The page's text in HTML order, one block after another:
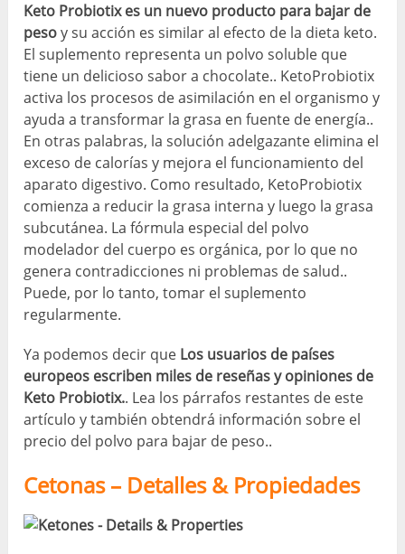
Keto Probiotix es un nuevo producto para bajar de
pesoy su acción es similar al efecto de la dieta keto.
El suplemento representa un polvo soluble que
tiene un delicioso sabor a chocolate.. KetoProbiotix
activa los procesos de asimilación en el organismo y
ayuda a transformar la grasa en fuente de energía..
En otras palabras, la solución adelgazante elimina el
exceso de calorías y mejora el funcionamiento del
aparato digestivo. Como resultado, KetoProbiotix
comienza a reducir la grasa interna y luego la grasa
subcutánea. La fórmula especial del polvo
modelador del cuerpo es orgánica, por lo que no
genera contradicciones ni problemas de salud..
Puede, por lo tanto, tomar el suplemento
regularmente.
Ya podemos decir que Los usuarios de países
europeos escriben miles de reseñas y opiniones de
Keto Probiotix.. Lea los párrafos restantes de este
artículo y también obtendrá información sobre el
precio del polvo para bajar de peso..
Cetonas – Detalles & Propiedades